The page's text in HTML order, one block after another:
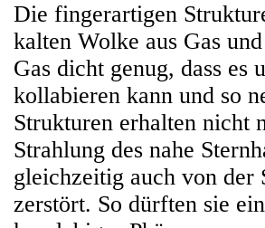
Die fingerartigen
kalten Wolke aus Gas
Gas dicht genug, dass es
kollabieren kann und so
Strukturen erhalten nicht
Strahlung des nahe
gleichzeitig auch von der
zerstört. So dürften sie